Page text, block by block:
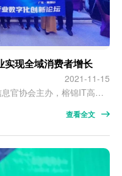
实现全域消费者增长
2021-11-15
2021年4月10-11日，由广州市首席信息官协会主办，榕锦IT高管共赢圈特别支持的美妆行业数字化创新论坛在南昆山石河奇观度假山庄召开。 闭门论坛合影 数云解决方案总监刘阳受邀作为演讲嘉宾出席，与环亚、汤臣倍健、芭薇集团、无限极、樊文花、袋鼠妈妈、完美日记、栋方、流行美、柏俐臣、博然堂、臻颜、拉拉米等20来家优秀美妆品牌的企业代表、IT负责人、数字化专家共同全面剖析行业数字化转型之路。 环亚数字化…
查看全文